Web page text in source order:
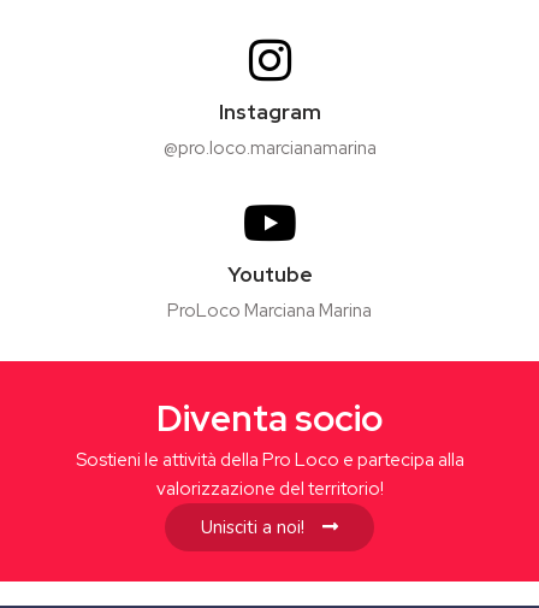
Instagram
@pro.loco.marcianamarina
Youtube
ProLoco Marciana Marina
Diventa socio
Sostieni le attività della Pro Loco e partecipa alla
valorizzazione del territorio!
Unisciti a noi!